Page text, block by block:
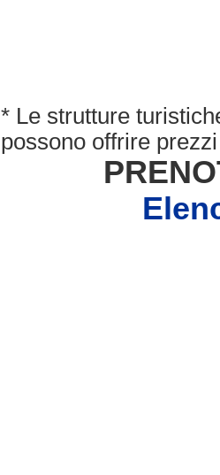
* Le strutture
possono offrire